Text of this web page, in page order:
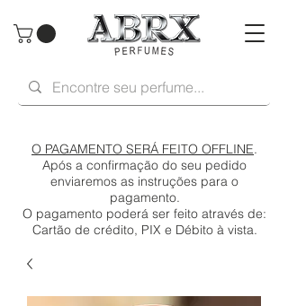
O PAGAMENTO SERÁ FEITO OFFLINE.
Após a confirmação do seu pedido
enviaremos as instruções para o
pagamento.
O pagamento poderá ser feito através de:
Cartão de crédito, PIX e Débito à vista.